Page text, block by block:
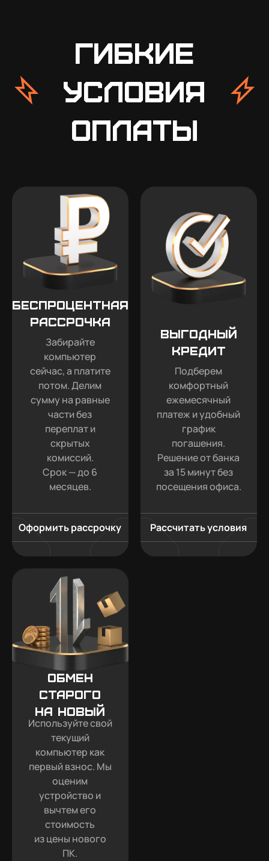
Гибкие
условия
оплаты
Беспроцентная
рассрочка
Забирайте
компьютер
сейчас, а платите
потом. Делим
сумму на равные
части без
переплат и
скрытых
комиссий.
Срок — до 6
месяцев.
Оформить рассрочку
Выгодный
кредит
Подберем
комфортный
ежемесячный
платеж и удобный
график
погашения.
Решение от банка
за 15 минут без
посещения офиса.
Рассчитать условия
Обмен
старого
на новый
Используйте свой
текущий
компьютер как
первый взнос. Мы
оценим
устройство и
вычтем его
стоимость
из цены нового
ПК.